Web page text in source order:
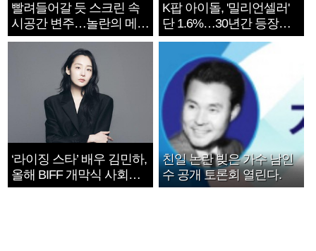
빨려들어갈 듯 스크린 속
시공간 변주…놀란의 메시
지는 ‘전쟁 속죄’
K팝 아이돌, '밀리언셀러'
단 1.6%…30년간 등장
1182개팀 전수조사
‘라이징 스타’ 배우 김민하,
올해 BIFF 개막식 사회자
확정
친일 논란 빚은 가수 남인
수 공개 토론회 열린다.